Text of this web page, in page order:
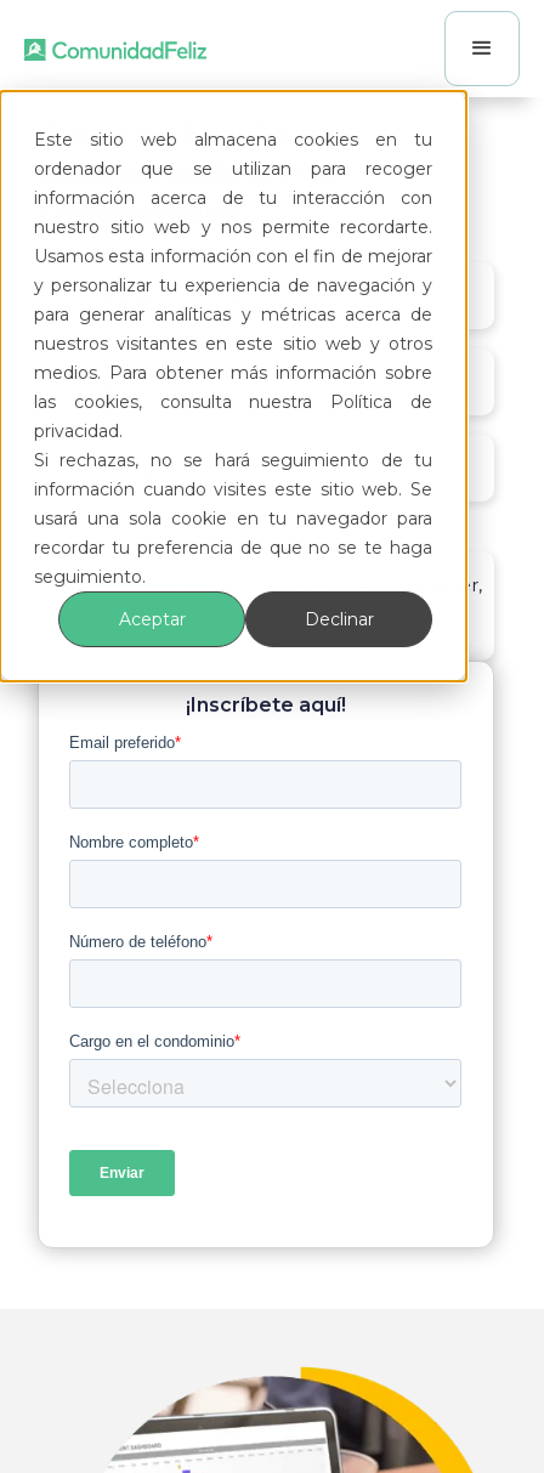
Este sitio web almacena cookies en tu
ordenador que se utilizan para recoger
información acerca de tu interacción con
nuestro sitio web y nos permite recordarte.
Usamos esta información con el fin de mejorar
y personalizar tu experiencia de navegación y
para generar analíticas y métricas acerca de
nuestros visitantes en este sitio web y otros
medios. Para obtener más información sobre
las cookies, consulta nuestra Política de
privacidad.
Si rechazas, no se hará seguimiento de tu
información cuando visites este sitio web. Se
usará una sola cookie en tu navegador para
recordar tu preferencia de que no se te haga
seguimiento.
Aceptar
Declinar
Curso de Excel para
administradores de
condominios
Online - Youtube
30/10/24
12:30 pm
Vicente Mondaca - Country Manager,
Comunidad Feliz México.
¡Inscríbete aquí!